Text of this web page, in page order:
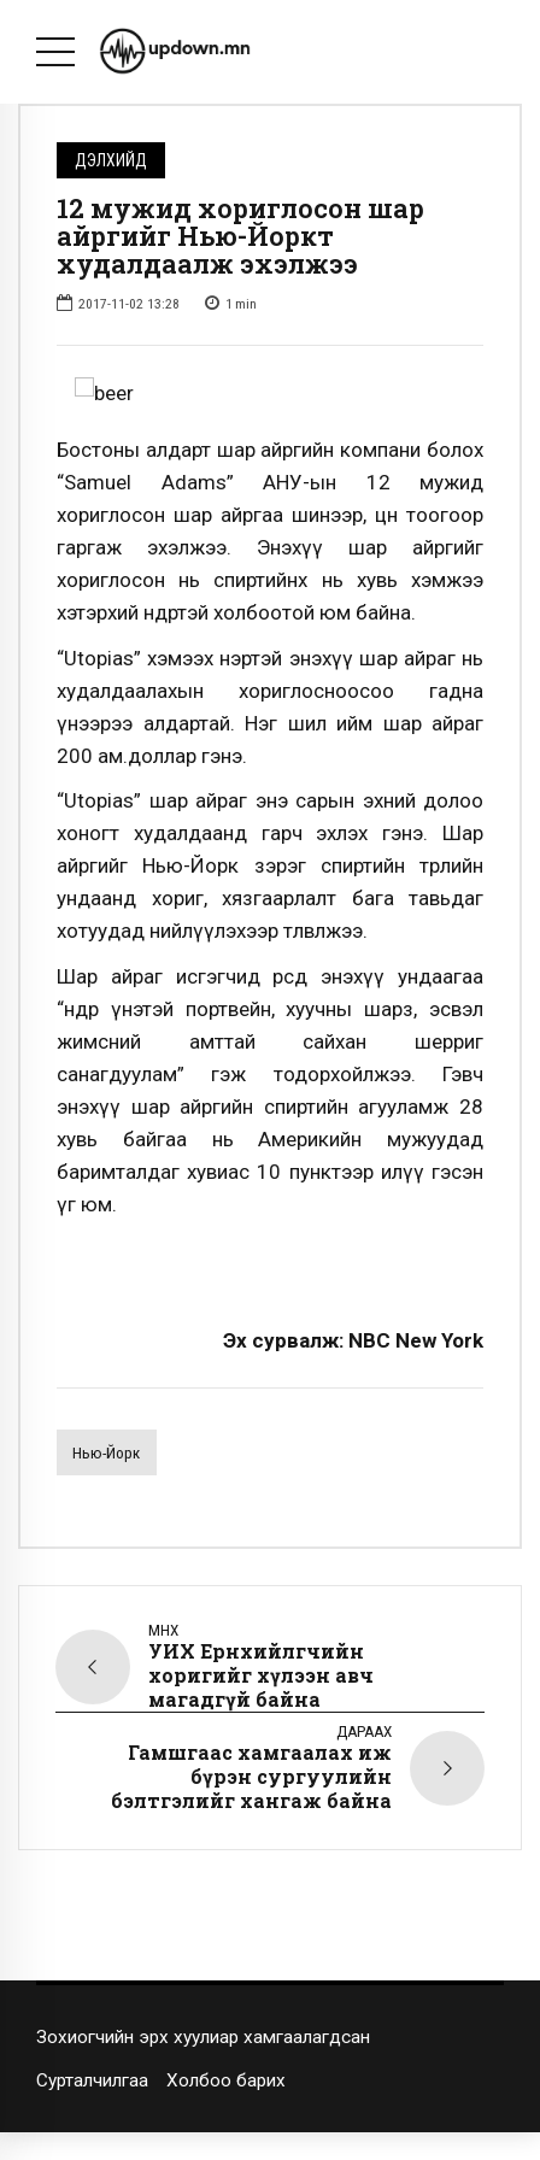
ДЭЛХИЙД
12 мужид хориглосон шар
айргийг Нью-Йоркт
худалдаалж эхэлжээ
2017-11-02 13:28 1 min
Бостоны алдарт шар айргийн компани болох
“Samuel Adams” АНУ-ын 12 мужид
хориглосон шар айргаа шинээр, цөөн тоогоор
гаргаж эхэлжээ. Энэхүү шар айргийг
хориглосон нь спиртийнх нь хувь хэмжээ
хэтэрхий өндөртэй холбоотой юм байна.
“Utopias” хэмээх нэртэй энэхүү шар айраг нь
худалдаалахын хориглосноосоо гадна
үнээрээ алдартай. Нэг шил ийм шар айраг
200 ам.доллар гэнэ.
“Utopias” шар айраг энэ сарын эхний долоо
хоногт худалдаанд гарч эхлэх гэнэ. Шар
айргийг Нью-Йорк зэрэг спиртийн төрлийн
ундаанд хориг, хязгаарлалт бага тавьдаг
хотуудад нийлүүлэхээр төлөвлөжээ.
Шар айраг исгэгчид өөрсдөө энэхүү ундаагаа
“өндөр үнэтэй портвейн, хуучны шарз, эсвэл
жимсний амттай сайхан шерриг
санагдуулам” гэж тодорхойлжээ. Гэвч
энэхүү шар айргийн спиртийн агууламж 28
хувь байгаа нь Америкийн мужуудад
баримталдаг хувиас 10 пунктээр илүү гэсэн
үг юм.
Эх сурвалж: NBC New York
Нью-Йорк
ӨМНӨХ
УИХ Ерөнхийлөгчийн
хоригийг хүлээн авч
магадгүй байна
ДАРААХ
Гамшгаас хамгаалах иж
бүрэн сургуулийн
бэлтгэлийг хангаж байна
Зохиогчийн эрх хуулиар хамгаалагдсан
Сурталчилгаа Холбоо барих